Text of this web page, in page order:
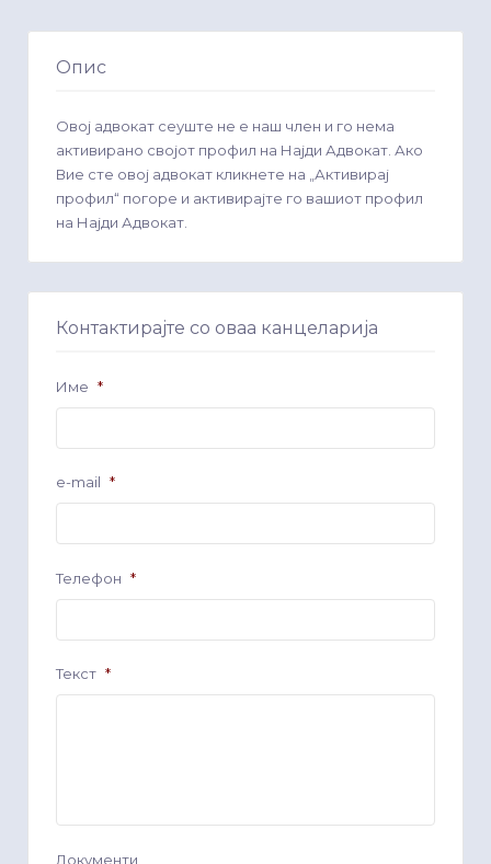
Опис
Овој адвокат сеуште не е наш член и го нема
активирано својот профил на Најди Адвокат. Ако
Вие сте овој адвокат кликнете на „Активирај
профил“ погоре и активирајте го вашиот профил
на Најди Адвокат.
Контактирајте со оваа канцеларија
Име *
e-mail *
Телефон *
Текст *
Документи